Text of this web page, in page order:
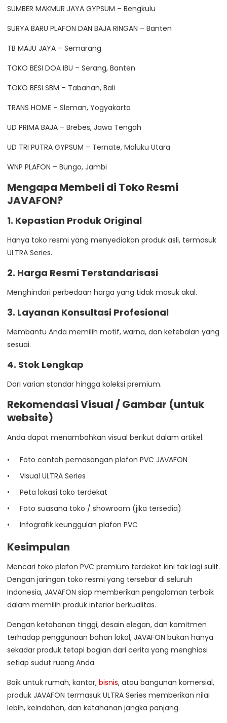
SUMBER MAKMUR JAYA GYPSUM – Bengkulu
SURYA BARU PLAFON DAN BAJA RINGAN – Banten
TB MAJU JAYA – Semarang
TOKO BESI DOA IBU – Serang, Banten
TOKO BESI SBM – Tabanan, Bali
TRANS HOME – Sleman, Yogyakarta
UD PRIMA BAJA – Brebes, Jawa Tengah
UD TRI PUTRA GYPSUM – Ternate, Maluku Utara
WNP PLAFON – Bungo, Jambi
Mengapa Membeli di Toko Resmi
JAVAFON?
1. Kepastian Produk Original
Hanya toko resmi yang menyediakan produk asli, termasuk
ULTRA Series.
2. Harga Resmi Terstandarisasi
Menghindari perbedaan harga yang tidak masuk akal.
3. Layanan Konsultasi Profesional
Membantu Anda memilih motif, warna, dan ketebalan yang
sesuai.
4. Stok Lengkap
Dari varian standar hingga koleksi premium.
Rekomendasi Visual / Gambar (untuk
website)
Anda dapat menambahkan visual berikut dalam artikel:
Foto contoh pemasangan plafon PVC JAVAFON
Visual ULTRA Series
Peta lokasi toko terdekat
Foto suasana toko / showroom (jika tersedia)
Infografik keunggulan plafon PVC
Kesimpulan
Mencari toko plafon PVC premium terdekat kini tak lagi sulit.
Dengan jaringan toko resmi yang tersebar di seluruh
Indonesia, JAVAFON siap memberikan pengalaman terbaik
dalam memilih produk interior berkualitas.
Dengan ketahanan tinggi, desain elegan, dan komitmen
terhadap penggunaan bahan lokal, JAVAFON bukan hanya
sekadar produk tetapi bagian dari cerita yang menghiasi
setiap sudut ruang Anda.
Baik untuk rumah, kantor, bisnis, atau bangunan komersial,
produk JAVAFON termasuk ULTRA Series memberikan nilai
lebih, keindahan, dan ketahanan jangka panjang.